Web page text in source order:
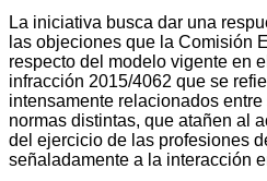
La iniciativa busca dar una
las objeciones que la Comisión
respecto del modelo vigente en
infracción 2015/4062 que se
intensamente relacionados
normas distintas, que atañen al
del ejercicio de las profesiones
señaladamente a la interacción